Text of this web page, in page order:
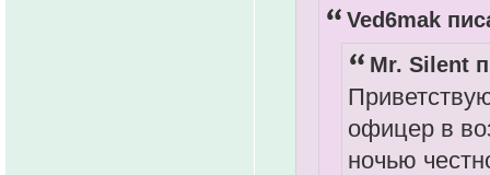
Ved6mak
Mr. Silent
офицер в
ночью